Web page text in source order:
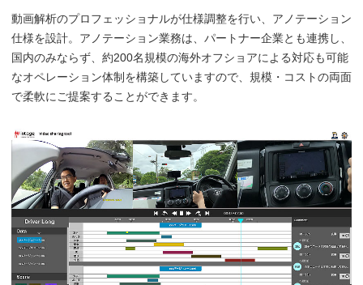
動画解析のプロフェッショナルが仕様調整を行い、アノテーション
仕様を設計。アノテーション業務は、パートナー企業とも連携し、
国内のみならず、約200名規模の海外オフショアによる対応も可能
なオペレーション体制を構築していますので、規模・コストの両面
で柔軟にご提案することができます。